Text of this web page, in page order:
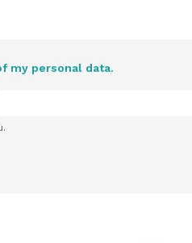
my personal data.